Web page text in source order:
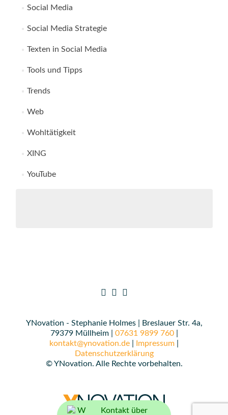
Social Media
Social Media Strategie
Texten in Social Media
Tools und Tipps
Trends
Web
Wohltätigkeit
XING
YouTube
YNovation - Stephanie Holmes | Breslauer Str. 4a,
79379 Müllheim | 07631 9899 760|
kontakt@ynovation.de
Impressum
Datenschutzerklärung
© YNovation. Alle Rechte vorbehalten.
Kontakt über